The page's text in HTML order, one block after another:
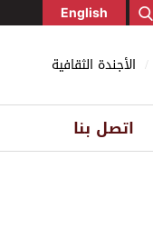
English
الأجندة الثقافية
اتصل بنا